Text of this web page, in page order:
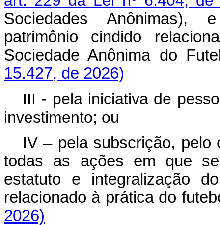
Sociedades Anônimas),
patrimônio cindido
Sociedade Anônima do
15.427, de 2026)
III - pela iniciativa de
investimento; ou
IV – pela subscrição, pelo
todas as ações em que
estatuto e integralização
relacionado à prática do
2026)